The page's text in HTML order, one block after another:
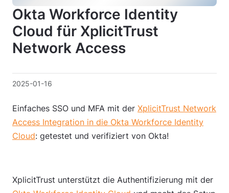
Okta Workforce Identity
Cloud für XplicitTrust
Network Access
2025-01-16
Einfaches SSO und MFA mit der XplicitTrust Network
Access Integration in die Okta Workforce Identity
Cloud: getestet und verifiziert von Okta!
XplicitTrust unterstützt die Authentifizierung mit der